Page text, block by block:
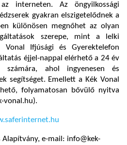
interneten. Az öngyilkossági
gyakran elszigetelődnek a
különösen megnőhet az olyan
szerepe, mint a lelki
Vonal Ifjúsági és Gyerektelefon
éjjel-nappal elérhető a 24 év
számára, ahol ingyenesen és
segítséget. Emellett a Kék Vonal
folyamatosan bővülő nyitva
vonal.hu).
Alapítvány, e-mail: info@kek-